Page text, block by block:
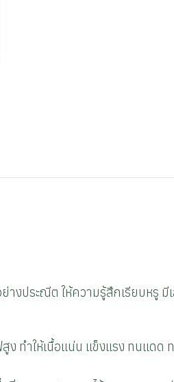
งประณีต ให้ความรู้สึกเรียบหรู มี
ำให้เนื้อแน่น แข็งแรง ทนแดด ท